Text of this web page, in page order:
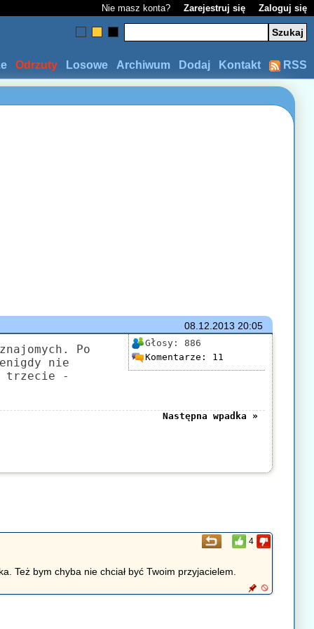
Nie masz konta? Zarejestruj się Zaloguj się
RSS
Kontakt
Dodaj
Archiwum
Losowe
Odrzuty
08.12.2013 20:05
Głosy: 886
Komentarze: 11
Po
nie
trzecie -
Następna wpadka »
4
Też bym chyba nie chciał być Twoim przyjacielem.